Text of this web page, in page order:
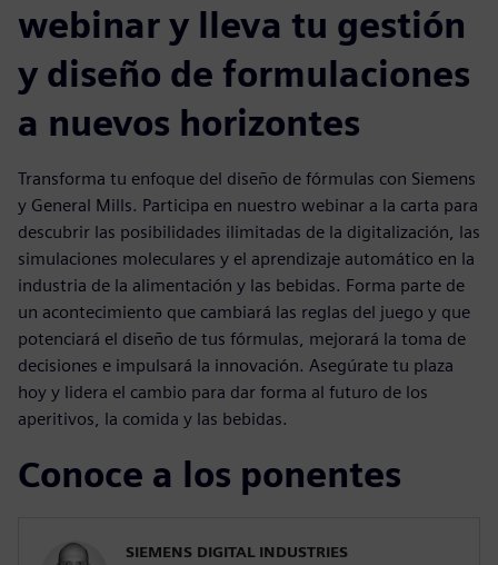
webinar y lleva tu gestión
y diseño de formulaciones
a nuevos horizontes
Transforma tu enfoque del diseño de fórmulas con Siemens
y General Mills. Participa en nuestro webinar a la carta para
descubrir las posibilidades ilimitadas de la digitalización, las
simulaciones moleculares y el aprendizaje automático en la
industria de la alimentación y las bebidas. Forma parte de
un acontecimiento que cambiará las reglas del juego y que
potenciará el diseño de tus fórmulas, mejorará la toma de
decisiones e impulsará la innovación. Asegúrate tu plaza
hoy y lidera el cambio para dar forma al futuro de los
aperitivos, la comida y las bebidas.
Conoce a los ponentes
SIEMENS DIGITAL INDUSTRIES